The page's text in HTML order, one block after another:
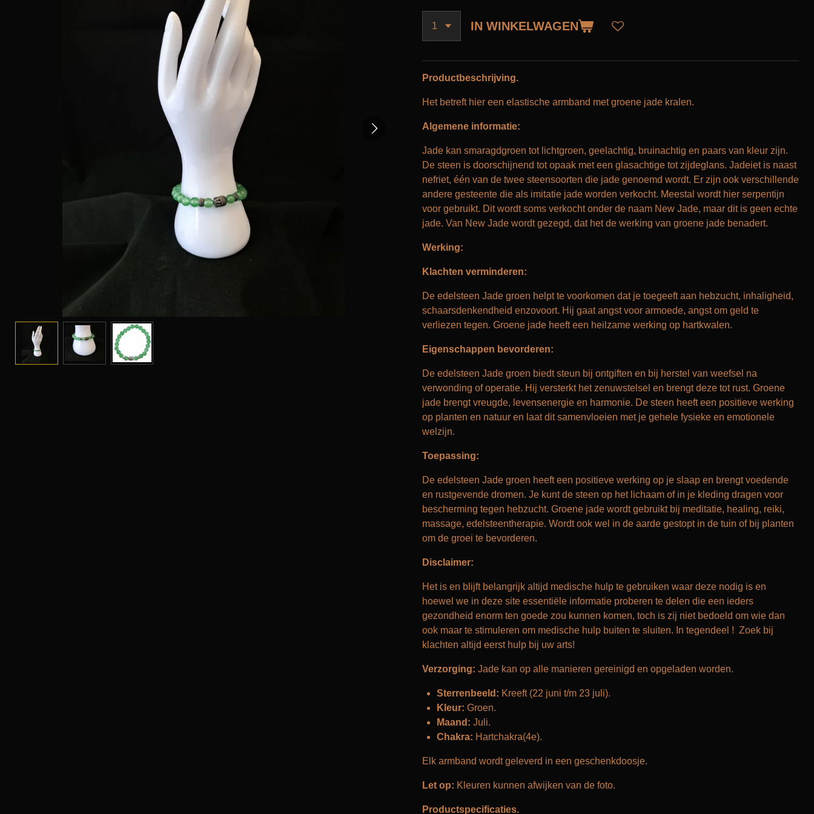
IN WINKELWAGEN
Productbeschrijving.
Het betreft hier een elastische armband met groene jade kralen.
Algemene informatie:
Jade kan smaragdgroen tot lichtgroen, geelachtig, bruinachtig en paars van kleur zijn.
De steen is doorschijnend tot opaak met een glasachtige tot zijdeglans. Jadeiet is naast
nefriet, één van de twee steensoorten die jade genoemd wordt. Er zijn ook verschillende
andere gesteente die als imitatie jade worden verkocht. Meestal wordt hier serpentijn
voor gebruikt. Dit wordt soms verkocht onder de naam New Jade, maar dit is geen echte
jade. Van New Jade wordt gezegd, dat het de werking van groene jade benadert.
Werking:
Klachten verminderen:
De edelsteen Jade groen helpt te voorkomen dat je toegeeft aan hebzucht, inhaligheid,
schaarsdenkendheid enzovoort. Hij gaat angst voor armoede, angst om geld te
verliezen tegen. Groene jade heeft een heilzame werking op hartkwalen.
Eigenschappen bevorderen:
De edelsteen Jade groen biedt steun bij ontgiften en bij herstel van weefsel na
verwonding of operatie. Hij versterkt het zenuwstelsel en brengt deze tot rust. Groene
jade brengt vreugde, levensenergie en harmonie. De steen heeft een positieve werking
op planten en natuur en laat dit samenvloeien met je gehele fysieke en emotionele
welzijn.
Toepassing:
De edelsteen Jade groen heeft een positieve werking op je slaap en brengt voedende
en rustgevende dromen. Je kunt de steen op het lichaam of in je kleding dragen voor
bescherming tegen hebzucht. Groene jade wordt gebruikt bij meditatie, healing, reiki,
massage, edelsteentherapie. Wordt ook wel in de aarde gestopt in de tuin of bij planten
om de groei te bevorderen.
Disclaimer:
Het is en blijft belangrijk altijd medische hulp te gebruiken waar deze nodig is en
hoewel we in deze site essentiële informatie proberen te delen die een ieders
gezondheid enorm ten goede zou kunnen komen, toch is zij niet bedoeld om wie dan
ook maar te stimuleren om medische hulp buiten te sluiten. In tegendeel ! Zoek bij
klachten altijd eerst hulp bij uw arts!
Verzorging: Jade kan op alle manieren gereinigd en opgeladen worden.
Sterrenbeeld: Kreeft (22 juni t/m 23 juli).
Kleur: Groen.
Maand: Juli.
Chakra: Hartchakra(4e).
Elk armband wordt geleverd in een geschenkdoosje.
Let op: Kleuren kunnen afwijken van de foto.
Productspecificaties.